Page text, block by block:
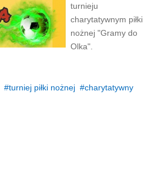
turnieju
charytatywnym piłki
nożnej "Gramy do
Olka".
turniej piłki nożnej
charytatywny